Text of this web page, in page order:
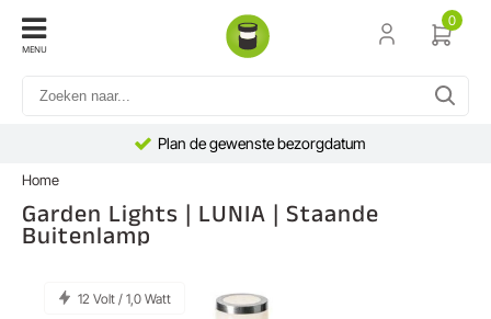
MENU
0
Plan de gewenste bezorgdatum
Home
Garden Lights | LUNIA | Staande
Buitenlamp
12 Volt / 1,0 Watt